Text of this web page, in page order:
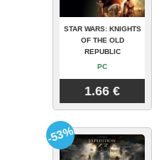
STAR WARS: KNIGHTS
OF THE OLD
REPUBLIC
PC
1.66 €
-53%